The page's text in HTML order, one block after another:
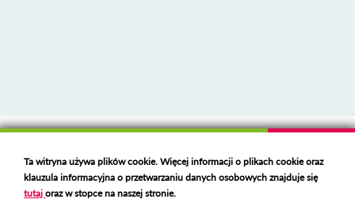
Deklaracja dostępności
Polski serwer RBL
https://polspam.pl/
Ta witryna używa plików cookie. Więcej informacji o plikach cookie oraz
klauzula informacyjna o przetwarzaniu danych osobowych znajduje się
tutajoraz w stopce na naszej stronie.